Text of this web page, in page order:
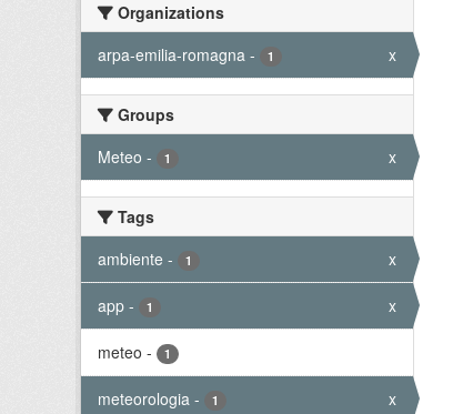
Organizations
arpa-emilia-romagna - 1 x
Groups
Meteo - 1 x
Tags
ambiente - 1 x
app - 1 x
meteo - 1
meteorologia - 1 x